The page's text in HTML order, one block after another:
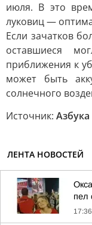
июля. В это
луковиц —
Если зачатков
оставшиеся
приближения к
может быть
солнечного
Источник:
ЛЕНТА НОВОСТЕЙ
пел
17:36